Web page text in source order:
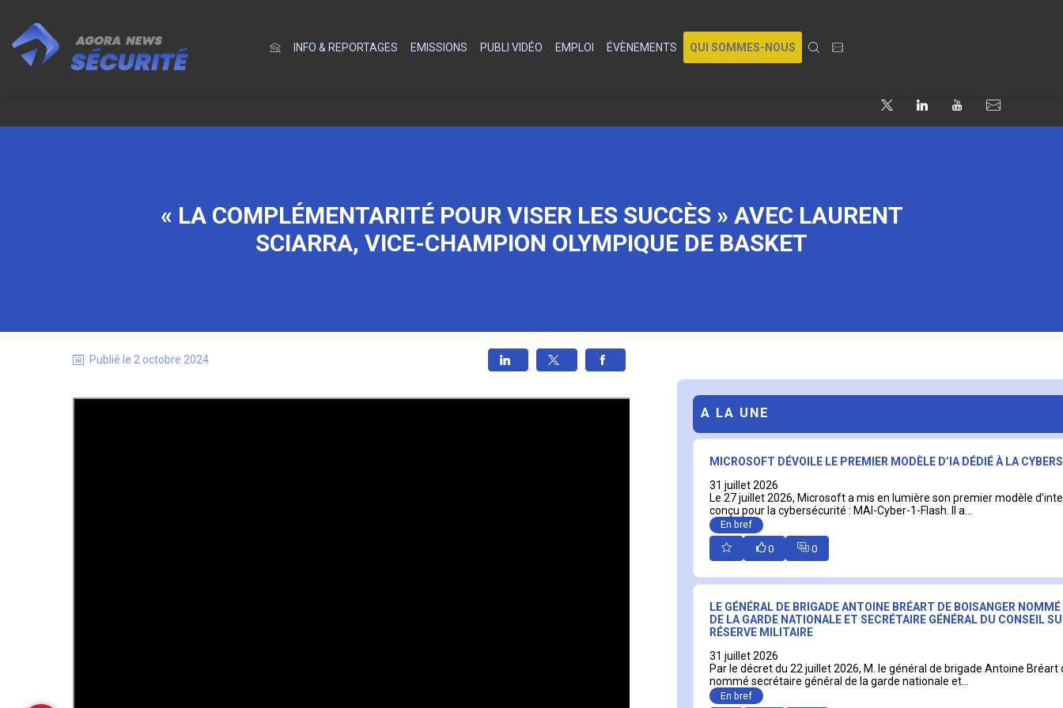
INFO & REPORTAGES EMISSIONS PUBLI VIDÉO EMPLOI ÉVÈNEMENTS QUI SOMMES-NOUS
« LA COMPLÉMENTARITÉ POUR VISER LES SUCCÈS » AVEC LAURENT
SCIARRA, VICE-CHAMPION OLYMPIQUE DE BASKET
Publié le 2 octobre 2024
A LA UNE
MICROSOFT DÉVOILE LE PREMIER MODÈLE D’IA DÉDIÉ À LA
31 juillet 2026
Le 27 juillet 2026, Microsoft a mis en lumière son premier modèle
conçu pour la cybersécurité : MAI-Cyber-1-Flash. Il a...
En bref
0 0
LE GÉNÉRAL DE BRIGADE ANTOINE BRÉART DE BOISANGER
DE LA GARDE NATIONALE ET SECRÉTAIRE GÉNÉRAL DU CONSEIL
RÉSERVE MILITAIRE
31 juillet 2026
Par le décret du 22 juillet 2026, M. le général de brigade Antoine Bréart
nommé secrétaire général de la garde nationale et...
En bref